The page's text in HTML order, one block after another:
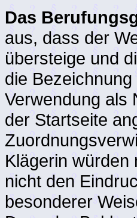
Das
aus, dass der
übersteige und
die
Verwendung als
der Startseite
Klägerin würden
nicht den
besonderer